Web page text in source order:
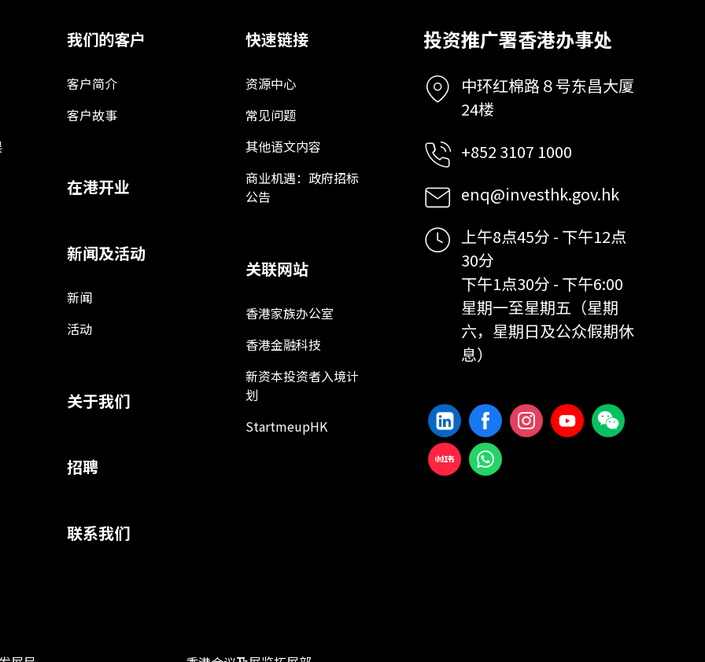
我们的客户
客户简介
客户故事
在港开业
新闻及活动
新闻
活动
关于我们
招聘
联系我们
快速链接
资源中心
常见问题
其他语文内容
商业机遇：政府招标
公告
关联网站
香港家族办公室
香港金融科技
新资本投资者入境计
划
StartmeupHK
投资推广署香港办事处
中环红棉路８号东昌大厦
24楼
+852 3107 1000
enq@investhk.gov.hk
上午8点45分 - 下午12点
30分
下午1点30分 - 下午6:00
星期一至星期五（星期
六，星期日及公众假期休
息）